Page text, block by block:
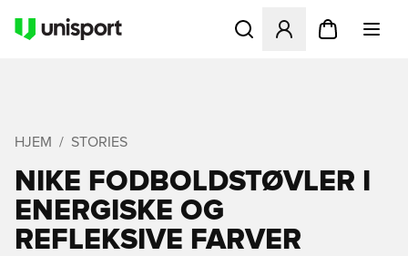
Åbner en Modal til at
HJEM STORIES
NIKE FODBOLDSTØVLER I
ENERGISKE OG
REFLEKSIVE FARVER